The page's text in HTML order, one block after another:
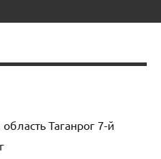
Таганрог 7-й